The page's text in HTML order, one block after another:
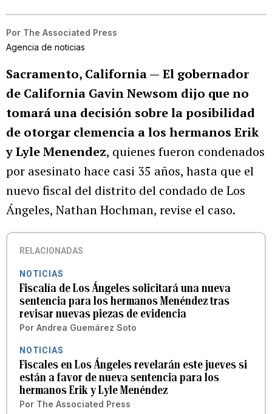
Por The Associated Press
Agencia de noticias
Sacramento, California — El gobernador
de California Gavin Newsom dijo que no
tomará una decisión sobre la posibilidad
de otorgar clemencia a los hermanos Erik
y Lyle Menendez, quienes fueron condenados
por asesinato hace casi 35 años, hasta que el
nuevo fiscal del distrito del condado de Los
Ángeles, Nathan Hochman, revise el caso.
RELACIONADAS
NOTICIAS
Fiscalía de Los Ángeles solicitará una nueva
sentencia para los hermanos Menéndez tras
revisar nuevas piezas de evidencia
Por Andrea Guemárez Soto
NOTICIAS
Fiscales en Los Ángeles revelarán este jueves si
están a favor de nueva sentencia para los
hermanos Erik y Lyle Menéndez
Por The Associated Press